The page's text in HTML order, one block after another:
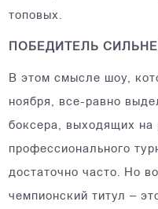
топовых.
ПОБЕДИТЕЛЬ
В этом смысле шоу,
ноября, все-равно
боксера, выходящих на
профессионального
достаточно часто. Но
чемпионский титул –